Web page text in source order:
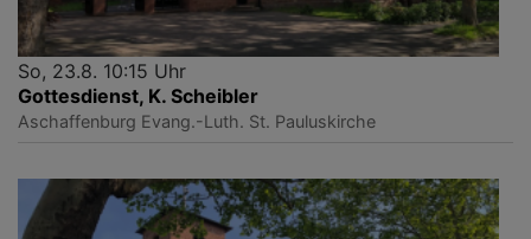
So, 23.8. 10:15 Uhr
Gottesdienst, K. Scheibler
Aschaffenburg Evang.-Luth. St. Pauluskirche